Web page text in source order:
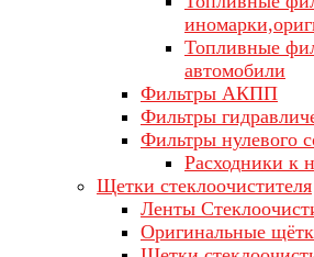
Топливные
автомобили
Фильтры АКПП
Фильтры
Фильтры нулевого
Расходники к
Щетки стеклоочистителя
Ленты
Оригинальные